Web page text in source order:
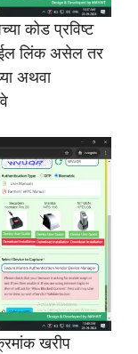
कोड प्रविष्ट
लिंक असेल तर
अथवा
खरीप